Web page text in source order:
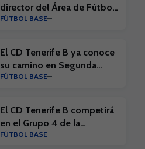
director del Área de Fútbol
Base del CD Tenerife
FÚTBOL BASE
El CD Tenerife B ya conoce
su camino en Segunda
Federación 26/27
FÚTBOL BASE
El CD Tenerife B competirá
en el Grupo 4 de la
Segunda Federación 26/27
FÚTBOL BASE